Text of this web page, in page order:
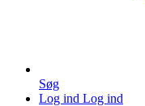
Søg
Log ind Log ind